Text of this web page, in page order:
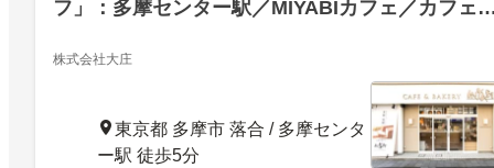
フ」：多摩センター駅／MIYABIカフェ／カフェ
株式会社大庄
東京都 多摩市 落合 / 多摩センタ
ー駅 徒歩5分